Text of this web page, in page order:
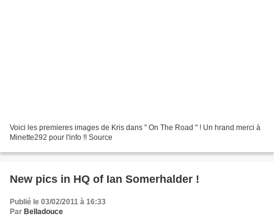
Voici les premieres images de Kris dans " On The Road " ! Un hrand merci à
Minette292 pour l'info !! Source
New pics in HQ of Ian Somerhalder !
Publié le 03/02/2011 à 16:33
Par Belladouce